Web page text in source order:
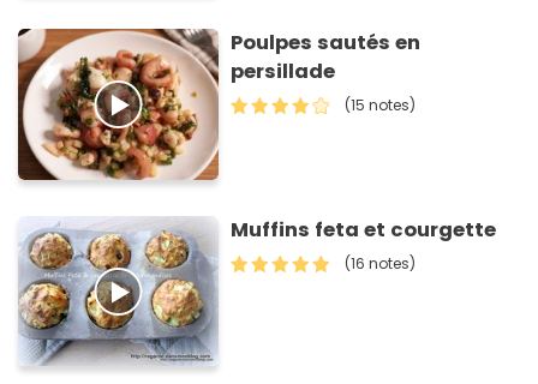
Poulpes sautés en
persillade
(15 notes)
Muffins feta et courgette
(16 notes)